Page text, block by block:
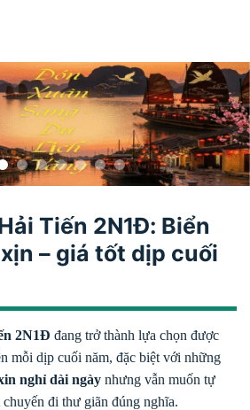
Tiến 2N1Đ: Biển
– giá tốt dịp cuối
2N1Đ đang trở thành lựa chọn được
mỗi dịp cuối năm, đặc biệt với những
nghỉ dài ngày nhưng vẫn muốn tự
đi thư giãn đúng nghĩa.